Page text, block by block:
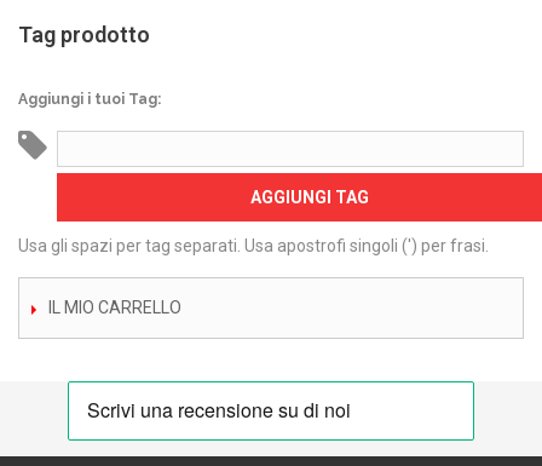
Tag prodotto
Aggiungi i tuoi Tag:
AGGIUNGI TAG
Usa gli spazi per tag separati. Usa apostrofi singoli (') per frasi.
IL MIO CARRELLO